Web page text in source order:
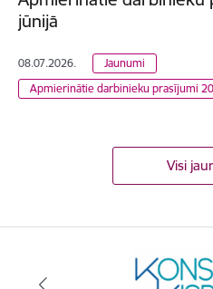
jūnijā
08.07.2026.
Jaunumi
Apmierinātie darbinieku prasījumi
Visi